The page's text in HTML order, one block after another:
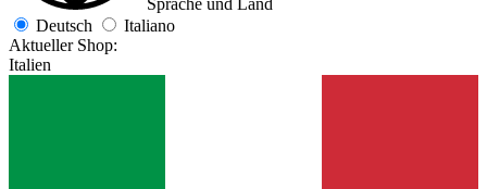
Deutsch
Italiano
Aktueller Shop:
Italien